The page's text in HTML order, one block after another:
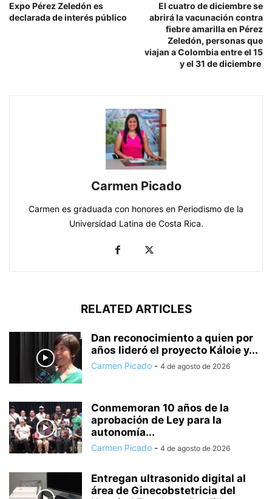
Expo Pérez Zeledón es
declarada de interés público
El cuatro de diciembre se
abrirá la vacunación contra
fiebre amarilla en Pérez
Zeledón, personas que
viajan a Colombia entre el 15
y el 31 de diciembre
Carmen Picado
Carmen es graduada con honores en Periodismo de la
Universidad Latina de Costa Rica.
RELATED ARTICLES
Dan reconocimiento a quien por
años lideró el proyecto Káloie y...
Carmen Picado - 4 de agosto de 2026
Conmemoran 10 años de la
aprobación de Ley para la
autonomía...
Carmen Picado - 4 de agosto de 2026
Entregan ultrasonido digital al
área de Ginecobstetricia del